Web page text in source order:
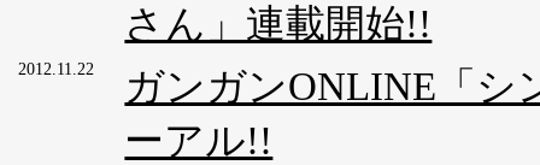
さん」連載開始!!
2012.11.22
ガンガンONLINE「シ
ーアル!!